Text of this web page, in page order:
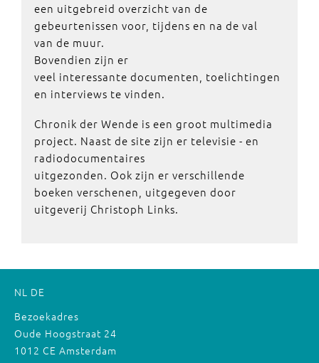
een uitgebreid overzicht van de
gebeurtenissen voor, tijdens en na de val
van de muur.
Bovendien zijn er
veel interessante documenten, toelichtingen
en interviews te vinden.
Chronik der Wende is een groot multimedia
project. Naast de site zijn er televisie - en
radiodocumentaires
uitgezonden. Ook zijn er verschillende
boeken verschenen, uitgegeven door
uitgeverij Christoph Links.
NL DE
Bezoekadres
Oude Hoogstraat 24
1012 CE Amsterdam